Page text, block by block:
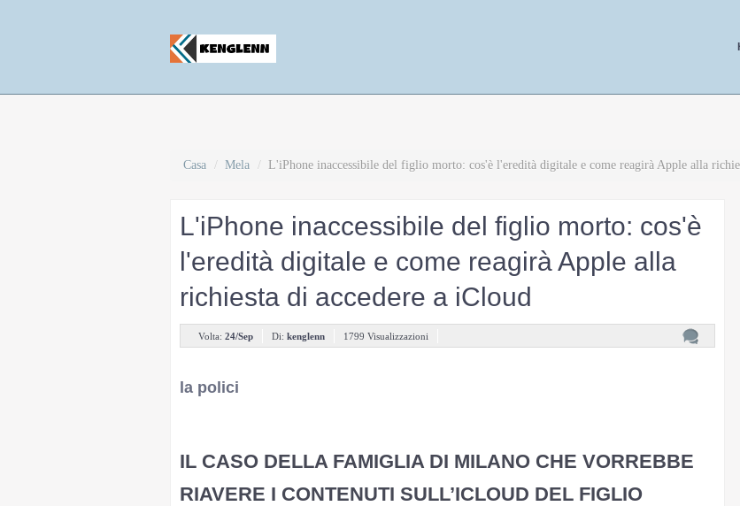
Casa / Mela / L'iPhone inaccessibile del figlio morto: cos'è l'eredità digitale e come reagirà Apple alla
L'iPhone inaccessibile del figlio morto: cos'è
l'eredità digitale e come reagirà Apple alla
richiesta di accedere a iCloud
Volta: 24/Sep Di: kenglenn 1799 Visualizzazioni
la polici
IL CASO DELLA FAMIGLIA DI MILANO CHE VORREBBE
RIAVERE I CONTENUTI SULL’ICLOUD DEL FIGLIO